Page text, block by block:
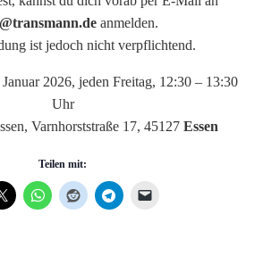
anmelden.
ist jedoch nicht verpflichtend.
2026, jeden Freitag, 12:30 – 13:30
Uhr
Varnhorststraße 17, 45127 Essen
Teilen mit: